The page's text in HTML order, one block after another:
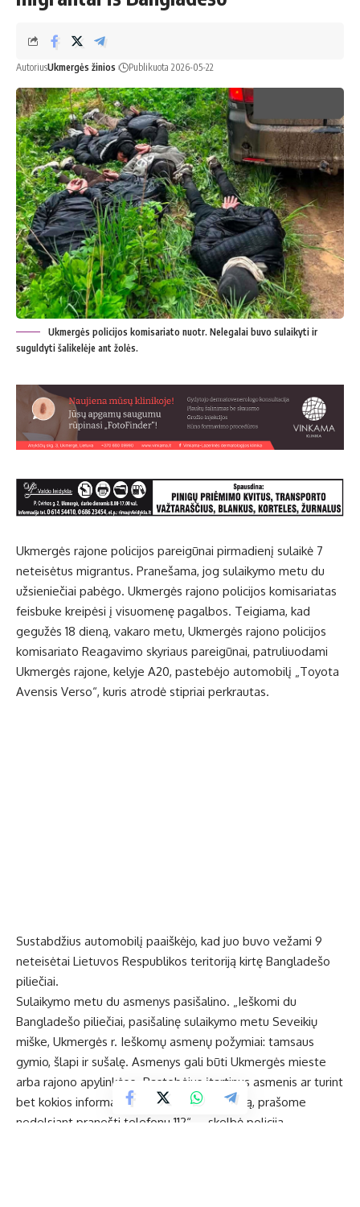
AutoriusUkmergės žinios Publikuota 2026-05-22
Ukmergės policijos komisariato nuotr. Nelegalai buvo sulaikyti ir
suguldyti šalikelėje ant žolės.
Ukmergės rajone policijos pareigūnai pirmadienį sulaikė 7
neteisėtus migrantus. Pranešama, jog sulaikymo metu du
užsieniečiai pabėgo. Ukmergės rajono policijos komisariatas
feisbuke kreipėsi į visuomenę pagalbos. Teigiama, kad
gegužės 18 dieną, vakaro metu, Ukmergės rajono policijos
komisariato Reagavimo skyriaus pareigūnai, patruliuodami
Ukmergės rajone, kelyje A20, pastebėjo automobilį „Toyota
Avensis Verso“, kuris atrodė stipriai perkrautas.
Sustabdžius automobilį paaiškėjo, kad juo buvo vežami 9
neteisėtai Lietuvos Respublikos teritoriją kirtę Bangladešo
piliečiai.
Sulaikymo metu du asmenys pasišalino. „Ieškomi du
Bangladešo piliečiai, pasišalinę sulaikymo metu Seveikių
miške, Ukmergės r. Ieškomų asmenų požymiai: tamsaus
gymio, šlapi ir sušalę. Asmenys gali būti Ukmergės mieste
arba rajono apylinkėse. Pastebėjus įtartinus asmenis ar turint
bet kokios informacijos apie jų buvimo vietą, prašome
nedelsiant pranešti telefonu 112“, – skelbė policija.